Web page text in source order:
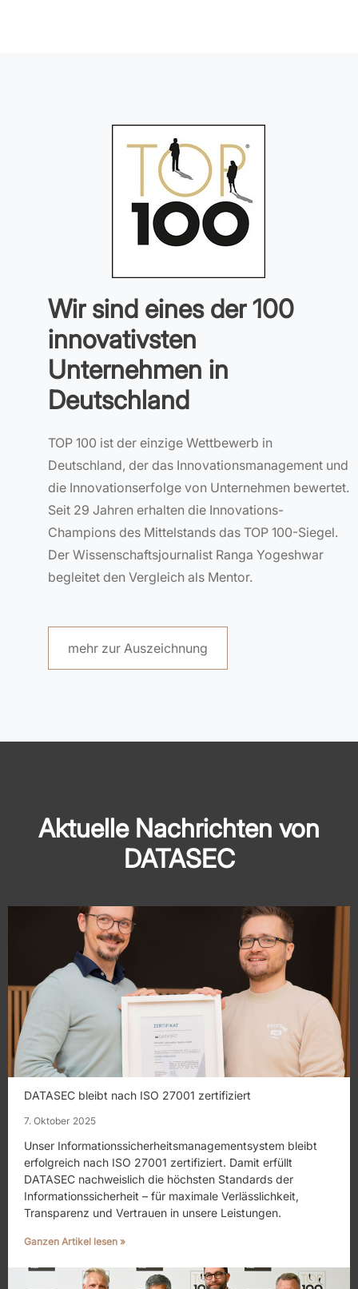
Wir sind eines der 100
innovativsten
Unternehmen in
Deutschland
TOP 100 ist der einzige Wettbewerb in
Deutschland, der das Innovationsmanagement und
die Innovationserfolge von Unternehmen bewertet.
Seit 29 Jahren erhalten die Innovations-
Champions des Mittelstands das TOP 100-Siegel.
Der Wissenschaftsjournalist Ranga Yogeshwar
begleitet den Vergleich als Mentor.
mehr zur Auszeichnung
Aktuelle Nachrichten von
DATASEC
DATASEC bleibt nach ISO 27001 zertifiziert
7. Oktober 2025
Unser Informationssicherheitsmanagementsystem bleibt
erfolgreich nach ISO 27001 zertifiziert. Damit erfüllt
DATASEC nachweislich die höchsten Standards der
Informationssicherheit – für maximale Verlässlichkeit,
Transparenz und Vertrauen in unsere Leistungen.
Ganzen Artikel lesen »